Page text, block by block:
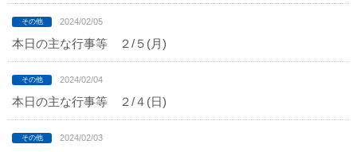
2024/02/05
本日の主な行事等 ２/５(月)
2024/02/04
本日の主な行事等 ２/４(日)
2024/02/03